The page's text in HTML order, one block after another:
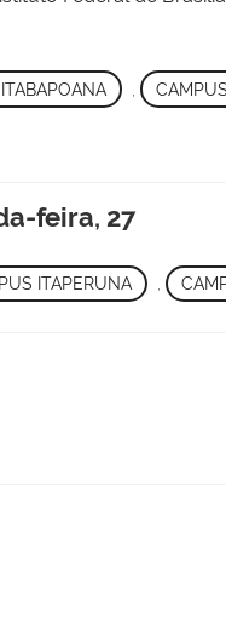
,
feira, 27
ITAPERUNA